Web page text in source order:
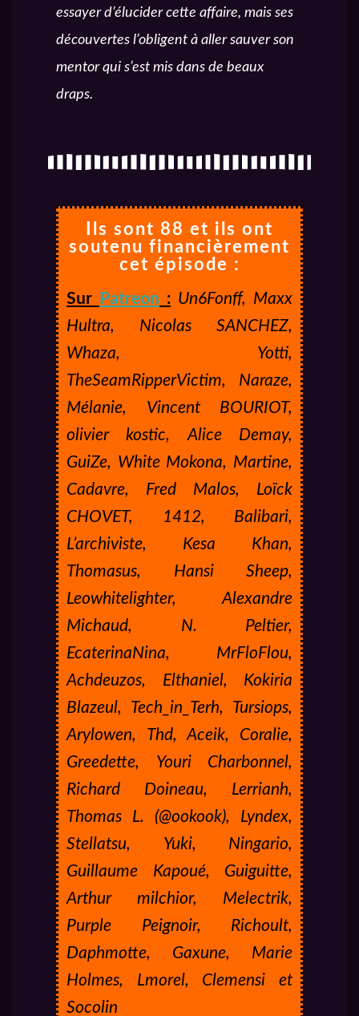
essayer d’élucider cette affaire, mais ses
découvertes l’obligent à aller sauver son
mentor qui s’est mis dans de beaux
draps.
Ils sont 88 et ils ont
soutenu financièrement
cet épisode :
Sur Patreon : Un6Fonff, Maxx
Hultra, Nicolas SANCHEZ,
Whaza, Yotti,
TheSeamRipperVictim, Naraze,
Mélanie, Vincent BOURIOT,
olivier kostic, Alice Demay,
GuiZe, White Mokona, Martine,
Cadavre, Fred Malos, Loïck
CHOVET, 1412, Balibari,
L’archiviste, Kesa Khan,
Thomasus, Hansi Sheep,
Leowhitelighter, Alexandre
Michaud, N. Peltier,
EcaterinaNina, MrFloFlou,
Achdeuzos, Elthaniel, Kokiria
Blazeul, Tech_in_Terh, Tursiops,
Arylowen, Thd, Aceik, Coralie,
Greedette, Youri Charbonnel,
Richard Doineau, Lerrianh,
Thomas L. (@ookook), Lyndex,
Stellatsu, Yuki, Ningario,
Guillaume Kapoué, Guiguitte,
Arthur milchior, Melectrik,
Purple Peignoir, Richoult,
Daphmotte, Gaxune, Marie
Holmes, Lmorel, Clemensi et
Socolin